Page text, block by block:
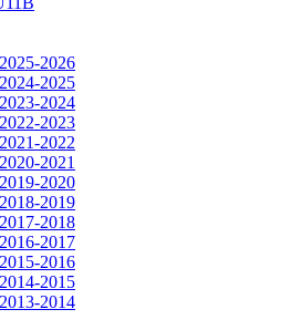
2026
2025
2024
2023
2022
2021
2020
2019
2018
2017
2016
2015
2014